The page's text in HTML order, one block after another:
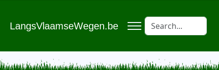
LangsVlaamseWegen.be